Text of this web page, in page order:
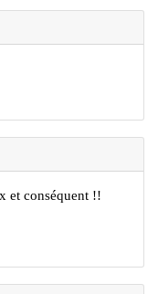
et conséquent !!